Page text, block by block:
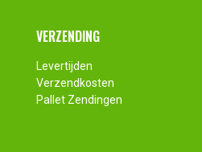
VERZENDING
Levertijden
Verzendkosten
Pallet Zendingen